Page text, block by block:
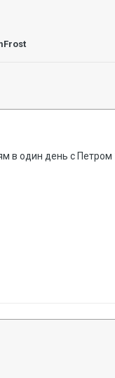
в один день с Петром